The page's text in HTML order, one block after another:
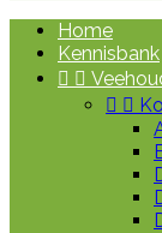
Home
Kennisbank
 
 